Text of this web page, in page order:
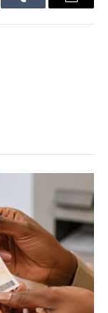
Tumblr Email